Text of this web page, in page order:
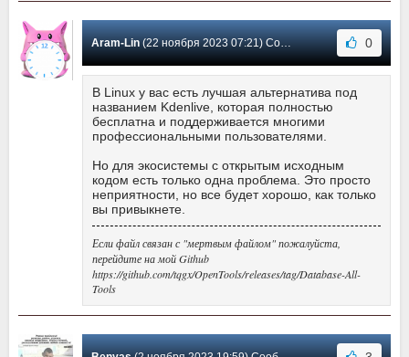
Aram-Lin(22 ноября 2023 07:21) Сообщение #576 0
В Linux у вас есть лучшая альтернатива под
названием Kdenlive, которая полностью
бесплатна и поддерживается многими
профессиональными пользователями.
Но для экосистемы с открытым исходным
кодом есть только одна проблема. Это просто
неприятности, но все будет хорошо, как только
вы привыкнете.
Если файл связан с "мертвым файлом" пожалуйста,
перейдите на мой Github
https://github.com/tqgx/OpenTools/releases/tag/Database-All-
Tools